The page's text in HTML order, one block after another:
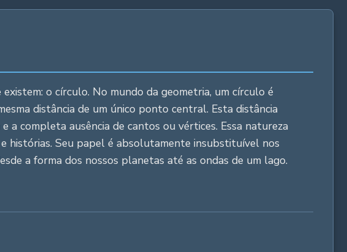
o círculo. No mundo da geometria, um círculo é
distância de um único ponto central. Esta distância
a completa ausência de cantos ou vértices. Essa natureza
histórias. Seu papel é absolutamente insubstituível nos
a forma dos nossos planetas até as ondas de um lago.